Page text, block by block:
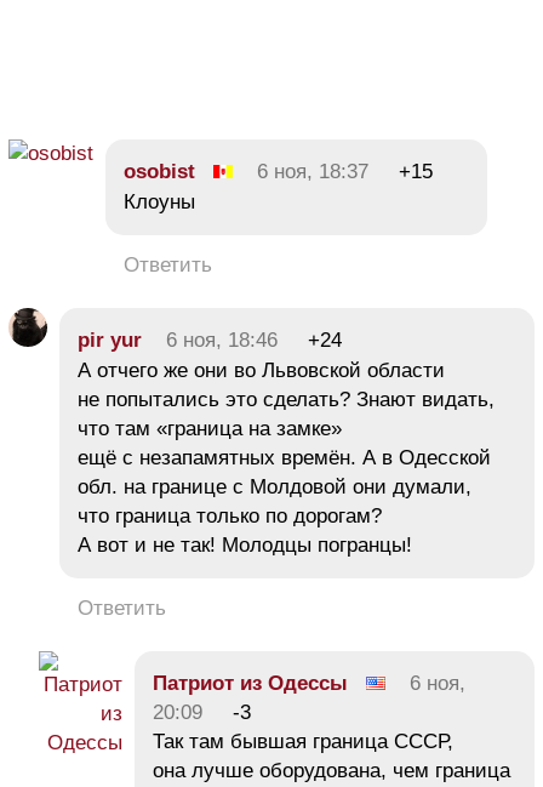
osobist 6 ноя, 18:37
+15
Клоуны
Ответить
pir yur 6 ноя, 18:46
+24
А отчего же они во Львовской области
не попытались это сделать? Знают видать,
что там «граница на замке»
ещё с незапамятных времён. А в Одесской
обл. на границе с Молдовой они думали,
что граница только по дорогам?
А вот и не так! Молодцы погранцы!
Ответить
Патриот из Одессы
6 ноя,
20:09
-3
Так там бывшая граница СССР,
она лучше оборудована, чем граница